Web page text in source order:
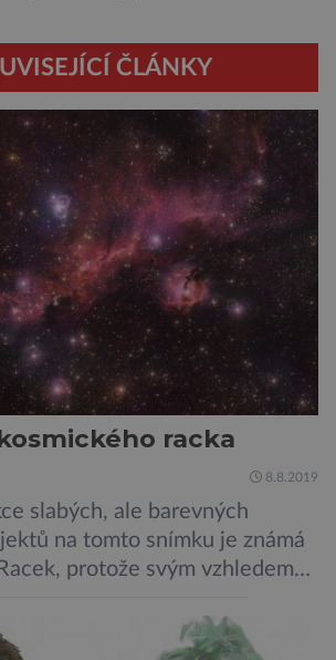
ČLÁNKY
racka
8.8.2019
slabých, ale barevných
na tomto snímku je známá
protože svým vzhledem
hélia a malého množství těžších